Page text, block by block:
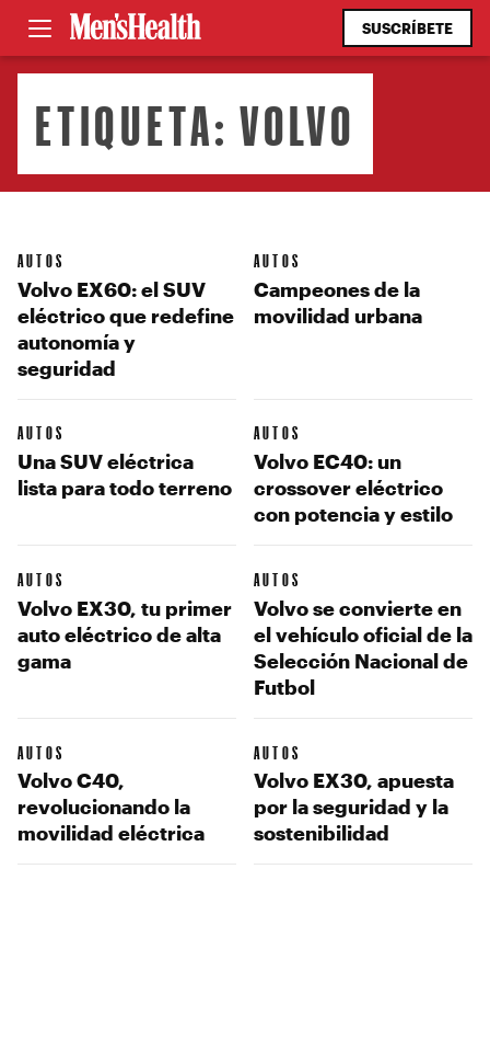
SUSCRÍBETE
ETIQUETA:VOLVO
AUTOS
Volvo EX60: el SUV
eléctrico que redefine
autonomía y
seguridad
AUTOS
Campeones de la
movilidad urbana
AUTOS
Una SUV eléctrica
lista para todo terreno
AUTOS
Volvo EC40: un
crossover eléctrico
con potencia y estilo
AUTOS
Volvo EX30, tu primer
auto eléctrico de alta
gama
AUTOS
Volvo se convierte en
el vehículo oficial de la
Selección Nacional de
Futbol
AUTOS
Volvo C40,
revolucionando la
movilidad eléctrica
AUTOS
Volvo EX30, apuesta
por la seguridad y la
sostenibilidad